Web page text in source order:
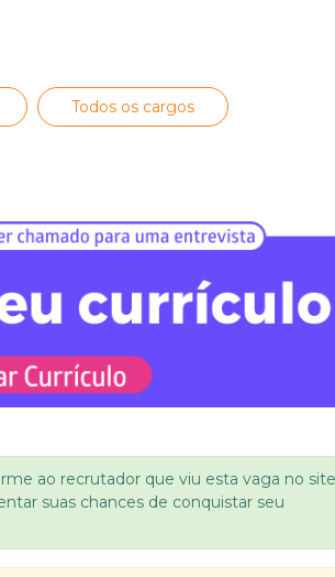
Todos os cargos
ao recrutador que viu esta vaga no site
suas chances de conquistar seu